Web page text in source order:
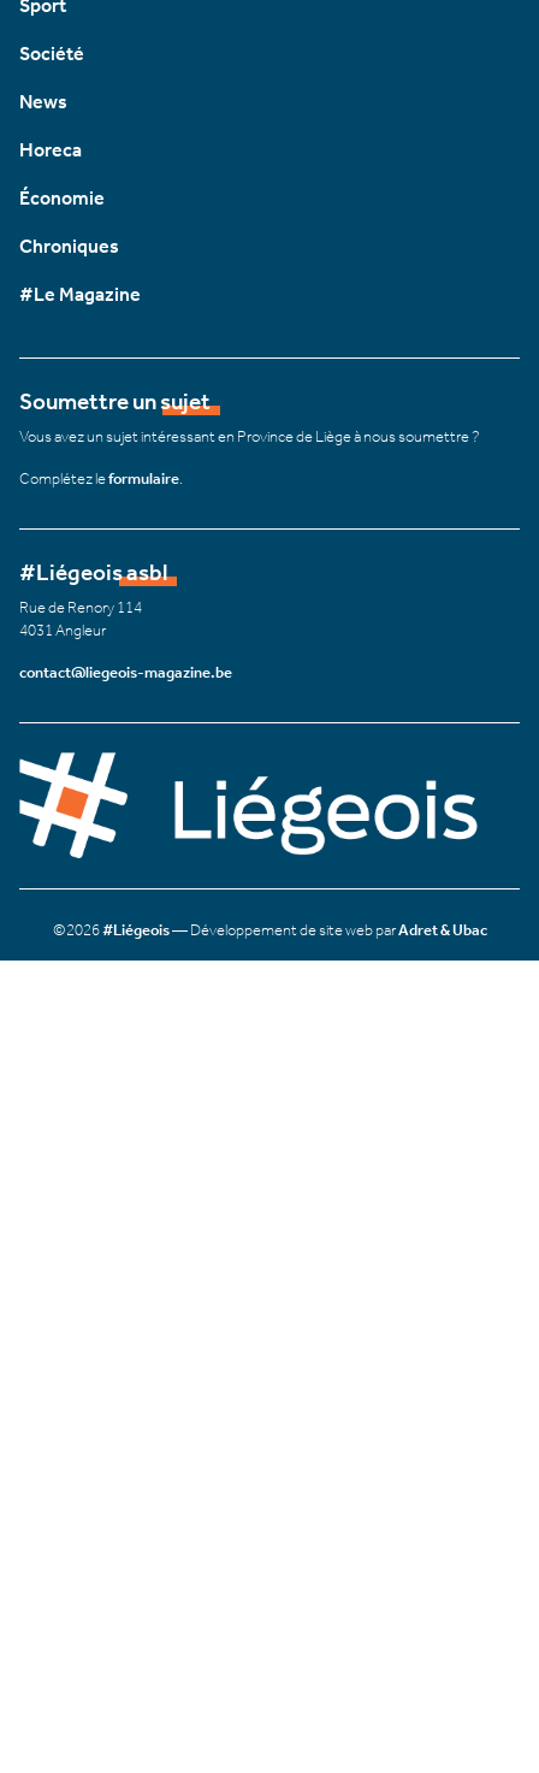
Sport
Société
News
Horeca
Économie
Chroniques
#Le Magazine
Soumettre un sujet
Vous avez un sujet intéressant en Province de Liège à nous soumettre ?
Complétez leformulaire
#Liégeois asbl
Rue de Renory 114
4031 Angleur
contact@liegeois-magazine.be
©2026#Liégeois— Développement de site web parAdret & Ubac